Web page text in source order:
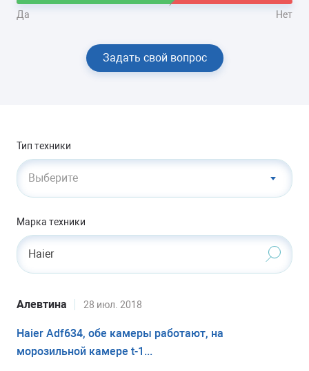
Да Нет
Задать свой вопрос
Тип техники
Выберите
Марка техники
Haier
Алевтина 28 июл. 2018
Haier Adf634, обе камеры работают, на
морозильной камере t-1...